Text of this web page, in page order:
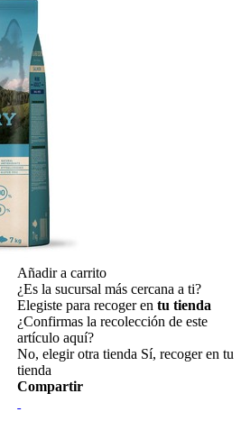
Añadir a carrito
¿Es la sucursal más cercana a ti?
Elegiste para recoger entu tienda
¿Confirmas la recolección de este
artículo aquí?
No, elegir otra tienda Sí, recoger en tu
tienda
Compartir